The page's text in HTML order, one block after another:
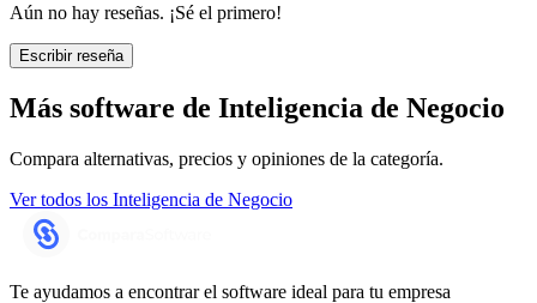
Aún no hay reseñas. ¡Sé el primero!
Escribir reseña
Más software de Inteligencia de Negocio
Compara alternativas, precios y opiniones de la categoría.
Ver todos los Inteligencia de Negocio
Te ayudamos a encontrar el software ideal para tu empresa